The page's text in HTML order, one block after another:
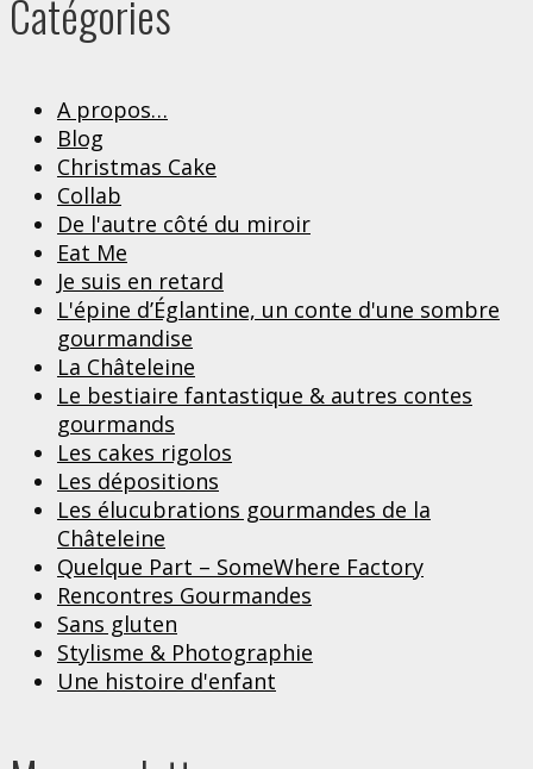
Catégories
A propos…
Blog
Christmas Cake
Collab
De l'autre côté du miroir
Eat Me
Je suis en retard
L'épine d’Églantine, un conte d'une sombre
gourmandise
La Châteleine
Le bestiaire fantastique & autres contes
gourmands
Les cakes rigolos
Les dépositions
Les élucubrations gourmandes de la
Châteleine
Quelque Part – SomeWhere Factory
Rencontres Gourmandes
Sans gluten
Stylisme & Photographie
Une histoire d'enfant